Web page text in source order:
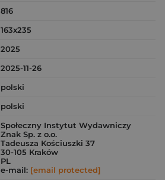
816
163x235
2025
2025-11-26
polski
polski
Społeczny Instytut Wydawniczy
Znak Sp. z o.o.
Tadeusza Kościuszki 37
30-105 Kraków
PL
e-mail: [email protected]